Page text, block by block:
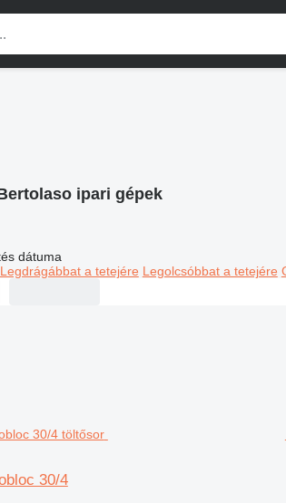
ipari gépek
dátuma
Legdrágábbat a tetejére Legolcsóbbat a tetejére
30/4